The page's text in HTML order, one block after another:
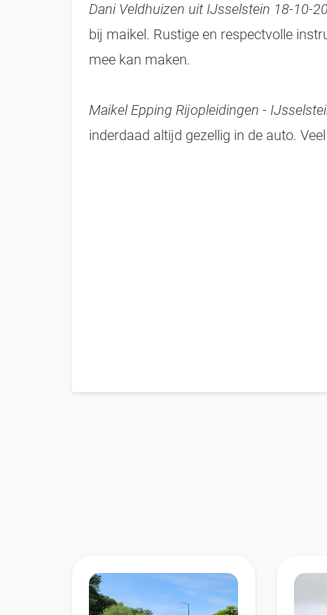
Dani Veldhuizen uit IJsselstein 18-10-
bij maikel. Rustige en respectvolle
mee kan maken.
Maikel Epping Rijopleidingen -
inderdaad altijd gezellig in de auto.